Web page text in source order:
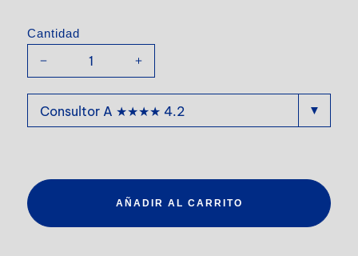
Cantidad
AÑADIR AL CARRITO